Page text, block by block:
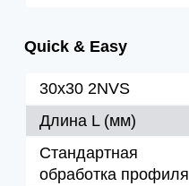
Quick & Easy
30x30 2NVS
Длина L (мм)
Стандартная
обработка профиля